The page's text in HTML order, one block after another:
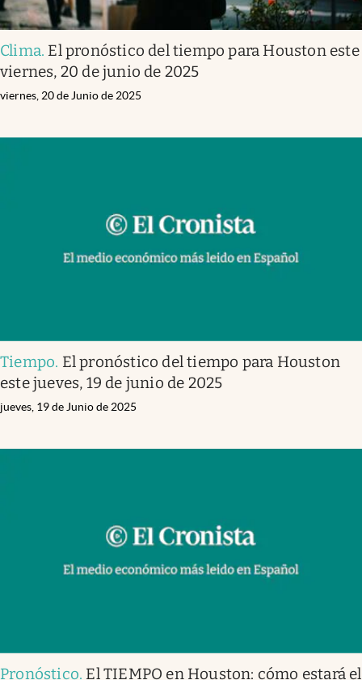
Clima. El pronóstico del tiempo para Houston este
viernes, 20 de junio de 2025
viernes, 20 de Junio de 2025
Tiempo. El pronóstico del tiempo para Houston
este jueves, 19 de junio de 2025
jueves, 19 de Junio de 2025
Pronóstico. El TIEMPO en Houston: cómo estará el